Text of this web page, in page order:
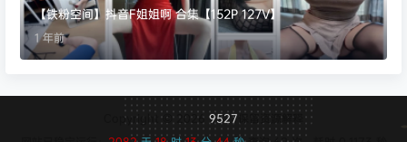
【铁粉空间】抖音F姐姐啊 合集【152P 127V】
1 年前
Copyright © 2026 9527 保留资源解释